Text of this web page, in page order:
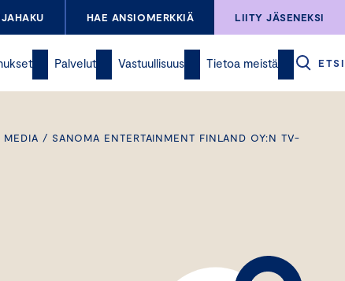
HAE ANSIOMERKKIÄ LIITY JÄSENEKSI
Palvelut Vastuullisuus Tietoa meistä ETSI
/ SANOMA ENTERTAINMENT FINLAND OY:N TV-